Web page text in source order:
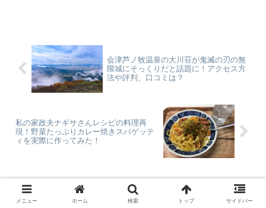
会津芦ノ牧温泉の大川荘が鬼滅の刃の無
限城にそっくりだと話題に！アクセス方
法や評判、口コミは？
私の家政夫ナギサさんレシピの料理再
現！野菜たっぷりカレー焼きスパゲッテ
ィを実際に作ってみた！
ホーム エンタメ
メニュー ホーム 検索 トップ サイドバー